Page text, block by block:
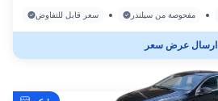
سعر قابل للتفاوض
• مفحوصة من سيلندر •
ارسال عرض سعر